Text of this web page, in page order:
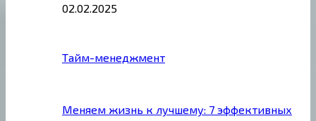
02.02.2025
Тайм-менеджмент
Меняем жизнь к лучшему: 7 эффективных